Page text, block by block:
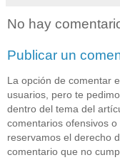
No hay
Publicar un
La opción de comentar
usuarios, pero te
dentro del tema del
comentarios ofensivos
reservamos el derecho
comentario que no